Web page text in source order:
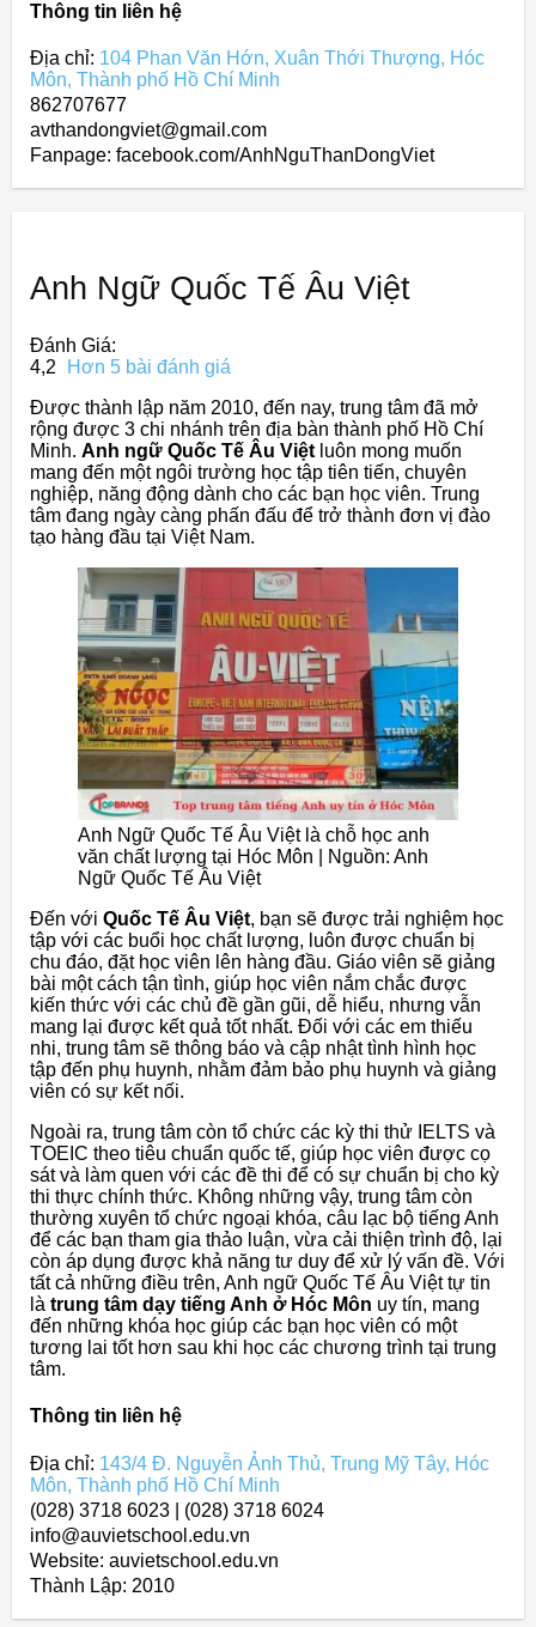
Thông tin liên hệ
Địa chỉ: 104 Phan Văn Hớn, Xuân Thới Thượng, Hóc
Môn, Thành phố Hồ Chí Minh
862707677
avthandongviet@gmail.com
Fanpage: facebook.com/AnhNguThanDongViet
Anh Ngữ Quốc Tế Âu Việt
Đánh Giá:
4,2
Hơn 5 bài đánh giá
Được thành lập năm 2010, đến nay, trung tâm đã mở
rộng được 3 chi nhánh trên địa bàn thành phố Hồ Chí
Minh. Anh ngữ Quốc Tế Âu Việtluôn mong muốn
mang đến một ngôi trường học tập tiên tiến, chuyên
nghiệp, năng động dành cho các bạn học viên. Trung
tâm đang ngày càng phấn đấu để trở thành đơn vị đào
tạo hàng đầu tại Việt Nam.
Anh Ngữ Quốc Tế Âu Việt là chỗ học anh
văn chất lượng tại Hóc Môn | Nguồn: Anh
Ngữ Quốc Tế Âu Việt
Đến với Quốc Tế Âu Việt, bạn sẽ được trải nghiệm học
tập với các buổi học chất lượng, luôn được chuẩn bị
chu đáo, đặt học viên lên hàng đầu. Giáo viên sẽ giảng
bài một cách tận tình, giúp học viên nắm chắc được
kiến thức với các chủ đề gần gũi, dễ hiểu, nhưng vẫn
mang lại được kết quả tốt nhất. Đối với các em thiếu
nhi, trung tâm sẽ thông báo và cập nhật tình hình học
tập đến phụ huynh, nhằm đảm bảo phụ huynh và giảng
viên có sự kết nối.
Ngoài ra, trung tâm còn tổ chức các kỳ thi thử IELTS và
TOEIC theo tiêu chuẩn quốc tế, giúp học viên được cọ
sát và làm quen với các đề thi để có sự chuẩn bị cho kỳ
thi thực chính thức. Không những vậy, trung tâm còn
thường xuyên tổ chức ngoại khóa, câu lạc bộ tiếng Anh
để các bạn tham gia thảo luận, vừa cải thiện trình độ, lại
còn áp dụng được khả năng tư duy để xử lý vấn đề. Với
tất cả những điều trên, Anh ngữ Quốc Tế Âu Việt tự tin
là trung tâm dạy tiếng Anh ở Hóc Môn uy tín, mang
đến những khóa học giúp các bạn học viên có một
tương lai tốt hơn sau khi học các chương trình tại trung
tâm.
Thông tin liên hệ
Địa chỉ: 143/4 Đ. Nguyễn Ảnh Thủ, Trung Mỹ Tây, Hóc
Môn, Thành phố Hồ Chí Minh
(028) 3718 6023 | (028) 3718 6024
info@auvietschool.edu.vn
Website: auvietschool.edu.vn
Thành Lập: 2010